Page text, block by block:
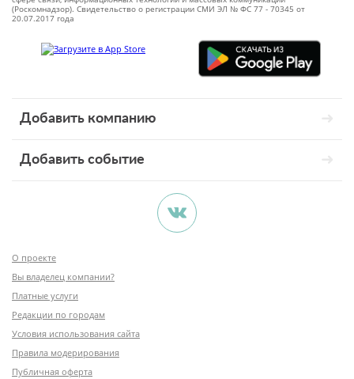
(Роскомнадзор). Свидетельство о регистрации СМИ ЭЛ № ФС 77 - 70345 от
20.07.2017 года
Добавить компанию
Добавить событие
О проекте
Вы владелец компании?
Платные услуги
Редакции по городам
Условия использования сайта
Правила модерирования
Публичная оферта